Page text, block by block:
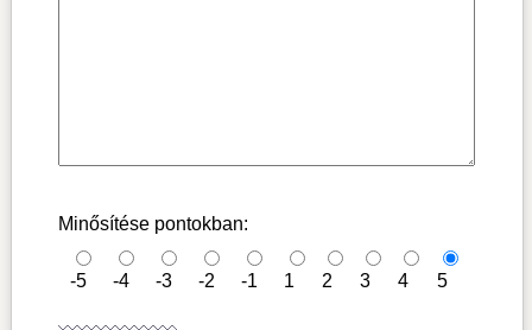
Minősítése pontokban:
-5 -4 -3 -2 -1 1 2 3 4 5